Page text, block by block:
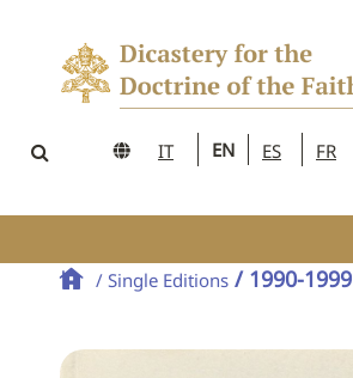
IT EN ES FR
/ Single Editions / 1990-1999